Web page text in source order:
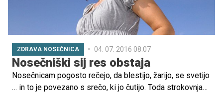
ZDRAVA NOSEČNICA 04. 07. 2016 08.07
Nosečniški sij res obstaja
Nosečnicam pogosto rečejo, da blestijo, žarijo, se svetijo
… in to je povezano s srečo, ki jo čutijo. Toda strokovnjaki